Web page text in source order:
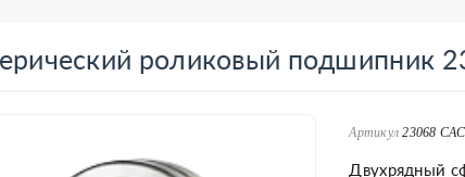
роликовый подшипник
Артикул 23068
Двухрядный